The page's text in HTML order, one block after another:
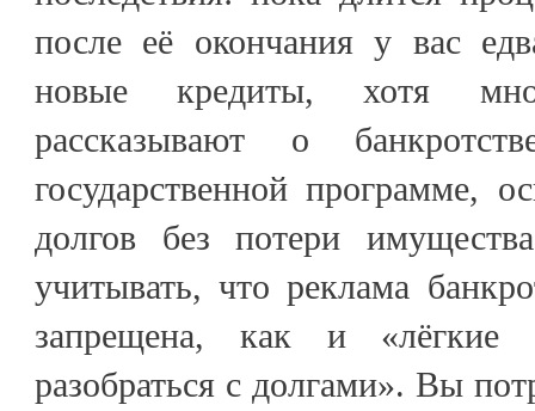
после её окончания у вас
новые кредиты, хотя
рассказывают о
государственной программе,
долгов без потери
учитывать, что реклама
запрещена, как и
разобраться с долгами». Вы